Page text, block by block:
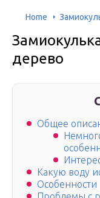
Home
дерево
Общее
Какую воду
Особенности